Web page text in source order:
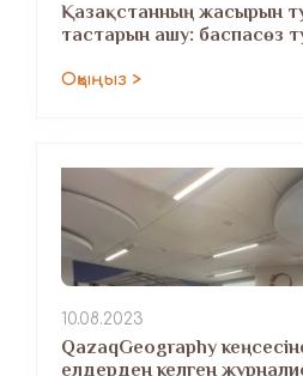
Қазақстанның жасырын
тастарын ашу: баспасөз
Оқыңыз >
10.08.2023
QazaqGeography
елдерден келген